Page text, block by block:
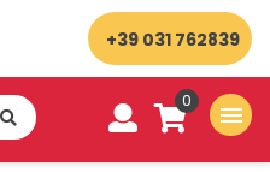
+39 031 762839
0 menu